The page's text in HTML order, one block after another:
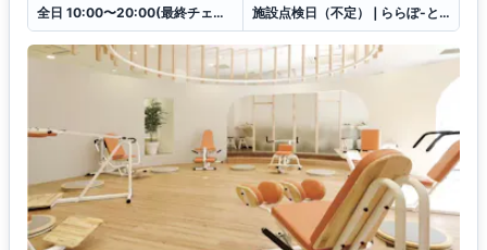
全日 10:00〜20:00(最終チェックイン19:30)
施設点検日（不定）❘ららぽ-と立川立飛休館日（連動）